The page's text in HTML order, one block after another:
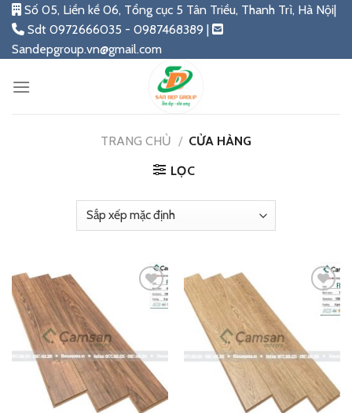
Skip
content
Số 05, Liền kề 06, Tổng cục 5 Tân Triều, Thanh Trì, Hà Nội|
Sdt 0972666035 - 0987468389 |
Sandepgroup.vn@gmail.com
TRANG CHỦ / CỬA HÀNG
LỌC
Add
Add
to